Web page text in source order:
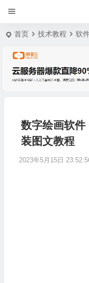
首页 技术教程 软
数字绘画软
装图文教程
2023年5月15日